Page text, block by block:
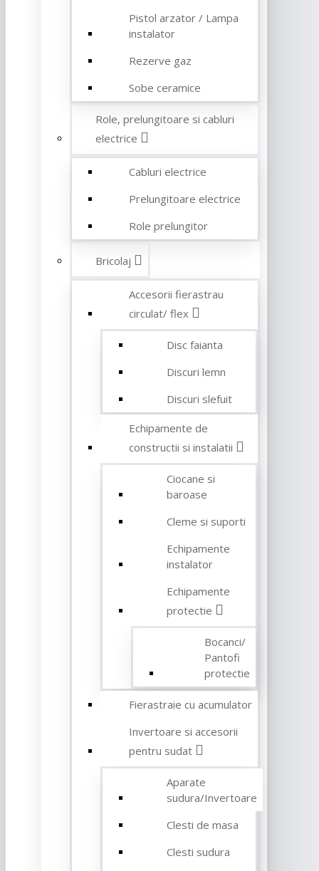
Pistol arzator / Lampa
instalator
Rezerve gaz
Sobe ceramice
Role, prelungitoare si cabluri
electrice
Cabluri electrice
Prelungitoare electrice
Role prelungitor
Bricolaj
Accesorii fierastrau
circulat/ flex
Disc faianta
Discuri lemn
Discuri slefuit
Echipamente de
constructii si instalatii
Ciocane si
baroase
Cleme si suporti
Echipamente
instalator
Echipamente
protectie
Bocanci/
Pantofi
protectie
Fierastraie cu acumulator
Invertoare si accesorii
pentru sudat
Aparate
sudura/Invertoare
Clesti de masa
Clesti sudura